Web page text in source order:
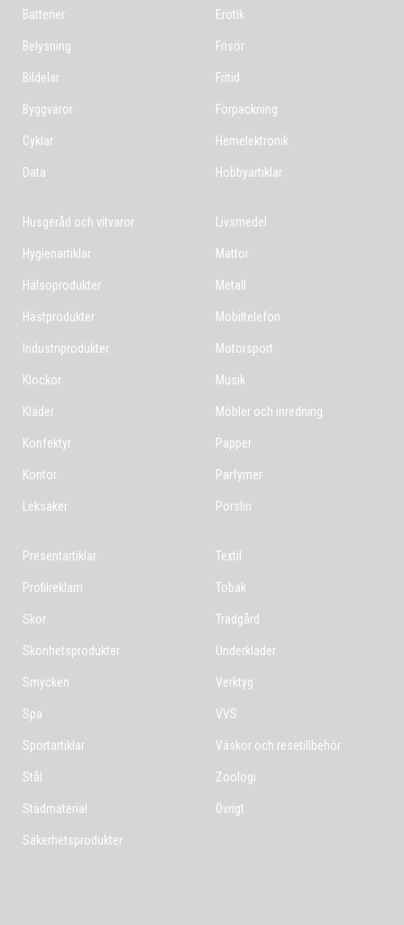
Batterier
Belysning
Bildelar
Byggvaror
Cyklar
Data
Erotik
Frisör
Fritid
Förpackning
Hemelektronik
Hobbyartiklar
Husgeråd och vitvaror
Hygienartiklar
Hälsoprodukter
Hästprodukter
Industriprodukter
Klockor
Kläder
Konfektyr
Kontor
Leksaker
Livsmedel
Mattor
Metall
Mobiltelefon
Motorsport
Musik
Möbler och inredning
Papper
Parfymer
Porslin
Presentartiklar
Profilreklam
Skor
Skönhetsprodukter
Smycken
Spa
Sportartiklar
Stål
Städmaterial
Säkerhetsprodukter
Textil
Tobak
Trädgård
Underkläder
Verktyg
VVS
Väskor och resetillbehör
Zoologi
Övrigt